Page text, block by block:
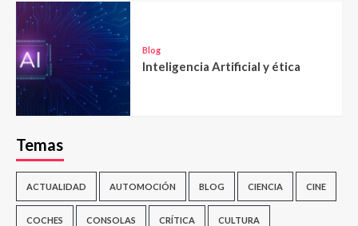
Blog
Inteligencia Artificial y ética
Temas
ACTUALIDAD AUTOMOCIÓN BLOG CIENCIA CINE
COCHES CONSOLAS CRÍTICA CULTURA